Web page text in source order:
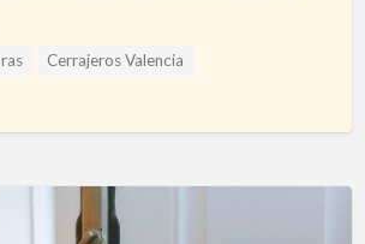
Cerrajeros Valencia